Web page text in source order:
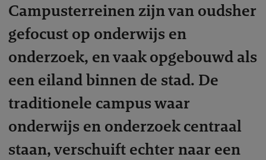
Campusterreinen zijn van oudsher
gefocust op onderwijs en
onderzoek, en vaak opgebouwd als
een eiland binnen de stad. De
traditionele campus waar
onderwijs en onderzoek centraal
staan, verschuift echter naar een